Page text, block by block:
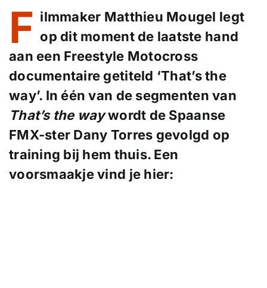
F ilmmaker Matthieu Mougel legt
op dit moment de laatste hand
aan een Freestyle Motocross
documentaire getiteld ‘That’s the
way’. In één van de segmenten van
That’s the waywordt de Spaanse
FMX-ster Dany Torres gevolgd op
training bij hem thuis. Een
voorsmaakje vind je hier: